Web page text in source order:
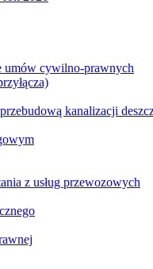
umów cywilno-prawnych
kanalizacji
z usług przewozowych